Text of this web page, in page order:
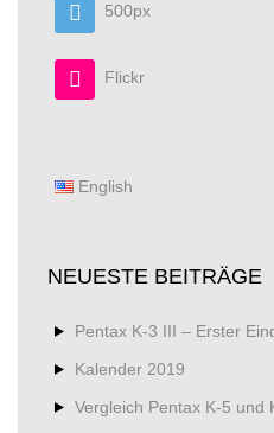
500px
Flickr
English
NEUESTE BEITRÄGE
Pentax K-3 III – Erster
Kalender 2019
Vergleich Pentax K-5 und